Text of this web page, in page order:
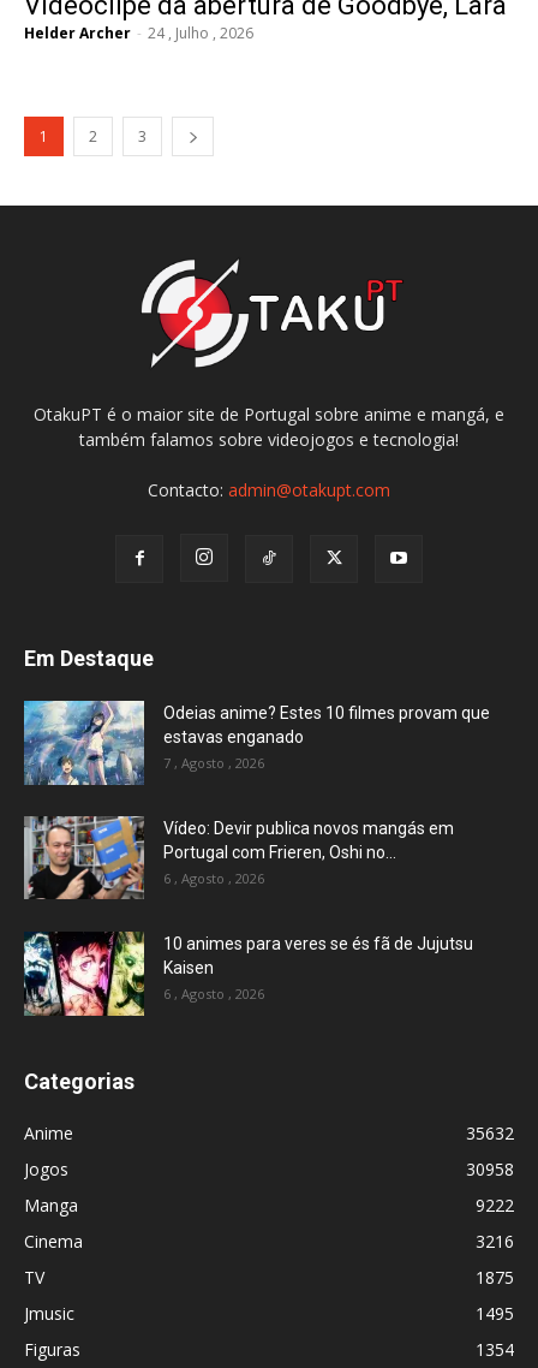
Helder Archer - 24 , Julho , 2026
1 2 3
OtakuPT é o maior site de Portugal sobre anime e mangá, e
também falamos sobre videojogos e tecnologia!
Contacto: admin@otakupt.com
Em Destaque
Odeias anime? Estes 10 filmes provam que
estavas enganado
7 , Agosto , 2026
Vídeo: Devir publica novos mangás em
Portugal com Frieren, Oshi no...
6 , Agosto , 2026
10 animes para veres se és fã de Jujutsu
Kaisen
6 , Agosto , 2026
Categorias
Anime
35632
Jogos
30958
Manga
9222
Cinema
3216
TV
1875
Jmusic
1495
Figuras
1354